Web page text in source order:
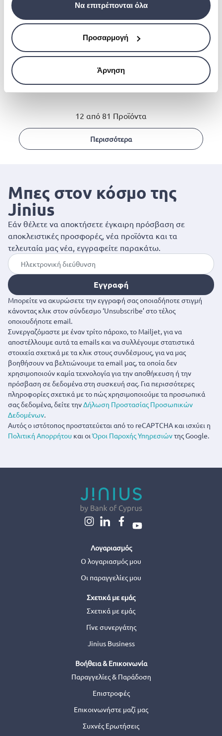
Να επιτρέπονται όλα
Προσαρμογή
Άρνηση
INGCO
Ingco ηλεκτροκινικό
χρηματοκιβώτιο 52l
MASTER LOCK
combination (a6250)
€ 34.50
12 από 81 Προϊόντα
Περισσότερα
Μπες στον κόσμο της
Jinius
Εάν θέλετε να αποκτήσετε έγκαιρη πρόσβαση σε
αποκλειστικές προσφορές, νέα προϊόντα και τα
τελευταία μας νέα, εγγραφείτε παρακάτω.
Εγγραφή
Μπορείτε να ακυρώσετε την εγγραφή σας οποιαδήποτε στιγμή
κάνοντας κλικ στον σύνδεσμο ‘Unsubscribe’ στο τέλος
οποιουδήποτε email.
Συνεργαζόμαστε με έναν τρίτο πάροχο, το Mailjet, για να
αποστέλλουμε αυτά τα emails και να συλλέγουμε στατιστικά
στοιχεία σχετικά με τα κλικ στους συνδέσμους, για να μας
βοηθήσουν να βελτιώνουμε τα email μας, τα οποία δεν
χρησιμοποιούν καμία τεχνολογία για την αποθήκευση ή την
πρόσβαση σε δεδομένα στη συσκευή σας. Για περισσότερες
πληροφορίες σχετικά με το πώς χρησιμοποιούμε τα προσωπικά
σας δεδομένα, δείτε τηνΔήλωση Προστασίας Προσωπικών
Δεδομένων.
Αυτός ο ιστότοπος προστατεύεται από το reCAPTCHA και ισχύει η
Πολιτική Απορρήτου και οιΌροι Παροχής Υπηρεσιώντης Google.
Λογαριασμός
Ο λογαριασμός μου
Οι παραγγελίες μου
Σχετικά με εμάς
Σχετικά με εμάς
Γίνε συνεργάτης
Jinius Business
Βοήθεια & Επικοινωνία
Παραγγελίες & Παράδοση
Επιστροφές
Επικοινωνήστε μαζί μας
Συχνές Ερωτήσεις